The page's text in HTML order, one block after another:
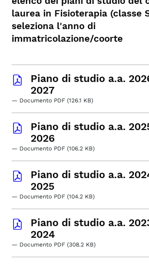
laurea in Fisioterapia (classe
seleziona l'anno di
immatricolazione/coorte
Piano di studio a.a.
2027
— Documento PDF (126.1 KB)
Piano di studio a.a.
2026
— Documento PDF (106.2 KB)
Piano di studio a.a.
2025
— Documento PDF (104.2 KB)
Piano di studio a.a.
2024
— Documento PDF (308.2 KB)